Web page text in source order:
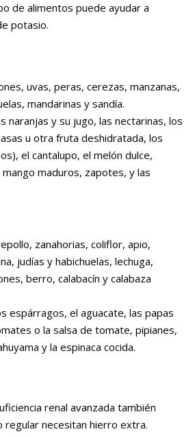
de alimentos puede ayudar a
potasio.
uvas, peras, cerezas, manzanas,
mandarinas y sandía.
naranjas y su jugo, las nectarinas, los
u otra fruta deshidratada, los
el cantalupo, el melón dulce,
maduros, zapotes, y las
zanahorias, coliflor, apio,
judías y habichuelas, lechuga,
berro, calabacín y calabaza
espárragos, el aguacate, las papas
o la salsa de tomate, pipianes,
y la espinaca cocida.
renal avanzada también
regular necesitan hierro extra.